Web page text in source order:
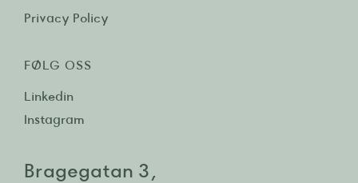
Privacy Policy
FØLG OSS
Linkedin
Instagram
Bragegatan 3,